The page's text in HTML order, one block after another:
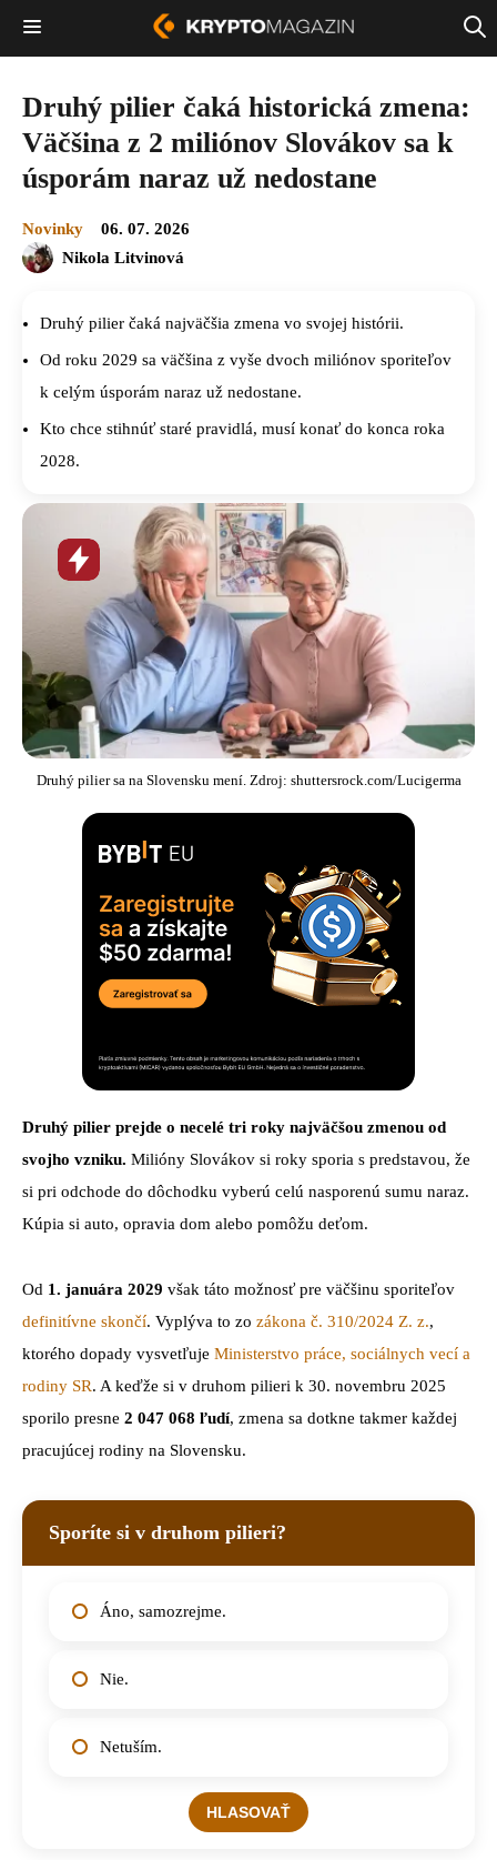
Druhý pilier čaká historická zmena:
Väčšina z 2 miliónov Slovákov sa k
úsporám naraz už nedostane
Novinky
06. 07. 2026
Nikola Litvinová
Druhý pilier čaká najväčšia zmena vo svojej histórii.
Od roku 2029 sa väčšina z vyše dvoch miliónov sporiteľov
k celým úsporám naraz už nedostane.
Kto chce stihnúť staré pravidlá, musí konať do konca roka
2028.
Horúca
novinka
Druhý pilier sa na Slovensku mení. Zdroj: shuttersrock.com/Lucigerma
Druhý pilier prejde o necelé tri roky najväčšou zmenou od
svojho vzniku. Milióny Slovákov si roky sporia s predstavou, že
si pri odchode do dôchodku vyberú celú nasporenú sumu naraz.
Kúpia si auto, opravia dom alebo pomôžu deťom.
Od 1. januára 2029 však táto možnosť pre väčšinu sporiteľov
definitívne skončí. Vyplýva to zo zákona č. 310/2024 Z. z.,
ktorého dopady vysvetľuje Ministerstvo práce, sociálnych vecí a
rodiny SR. A keďže si v druhom pilieri k 30. novembru 2025
sporilo presne 2 047 068 ľudí, zmena sa dotkne takmer každej
pracujúcej rodiny na Slovensku.
Sporíte si v druhom pilieri?
Áno, samozrejme.
Nie.
Netuším.